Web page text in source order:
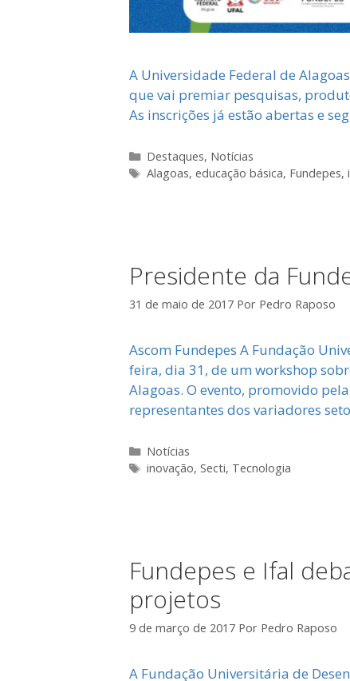
A Universidade Federal de
que vai premiar pesquisas,
As inscrições já estão abertas e
Categorias
Destaques, Notícias
Tags
Alagoas, educação básica, Fundepes,
Presidente da
31 de maio de 2017 Por Pedro Raposo
Ascom Fundepes A Fundação
feira, dia 31, de um workshop
Alagoas. O evento, promovido
representantes dos variadores
Categorias
Notícias
Tags
inovação, Secti, Tecnologia
Fundepes e Ifal
projetos
9 de março de 2017 Por Pedro Raposo
A Fundação Universitária de